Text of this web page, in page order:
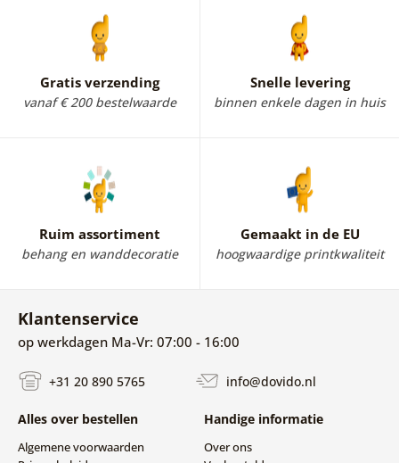
Fotobehang van de zee, oceaan of strand
brengt je interieur tot leven en trekt de aandacht
van je dierbaren!
Met fotobehang van de zee geef je je
huis karakter en een unieke stijl.
Gratis verzending
vanaf € 200 bestelwaarde
Snelle levering
binnen enkele dagen in huis
Ruim assortiment
behang en wanddecoratie
Gemaakt in de EU
hoogwaardige printkwaliteit
Klantenservice
op werkdagen Ma-Vr: 07:00 - 16:00
+31 20 890 5765 info@dovido.nl
Alles over bestellen
Algemene voorwaarden
Handige informatie
Over ons